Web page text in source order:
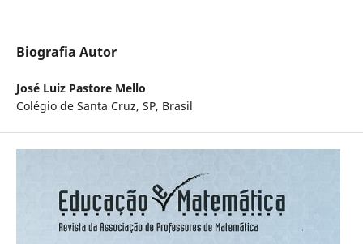
Biografia Autor
José Luiz Pastore Mello
Colégio de Santa Cruz, SP, Brasil